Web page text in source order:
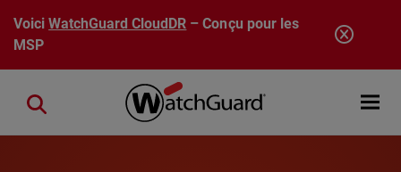
Aller au contenu principal
VoiciWatchGuard CloudDR – Conçu pour les
MSP
Open
Close search